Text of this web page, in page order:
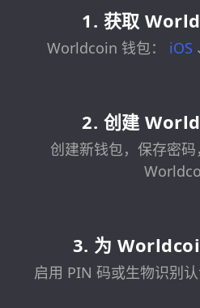
1. 获取
Worldcoin 钱包： iOS
2. 创建
创建新钱包，保存密
3. 为
启用 PIN 码或生物识别认